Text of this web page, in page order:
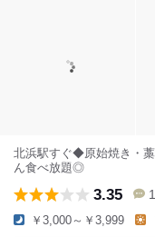
北浜駅すぐ◆原始焼き・
ん食べ放題◎
3.35
￥3,000～￥3,999